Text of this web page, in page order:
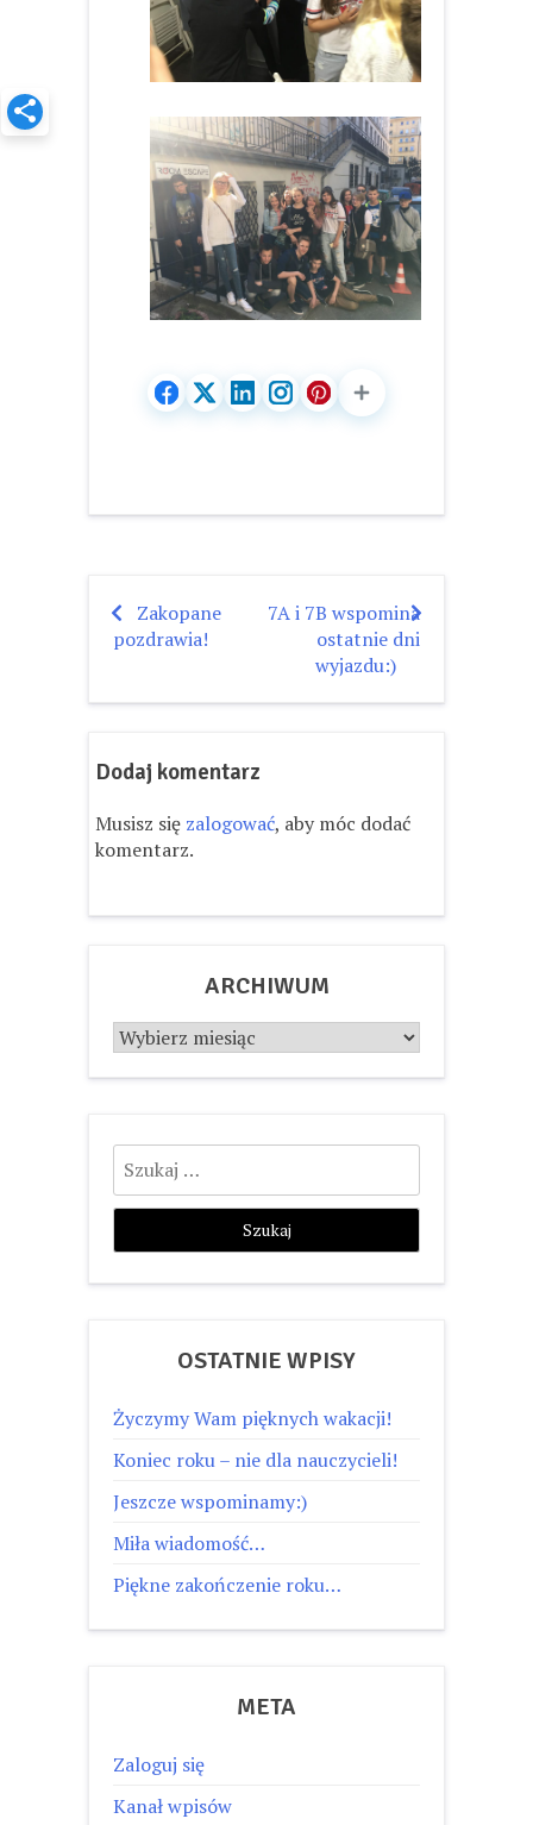
Nawigacja
Zakopane
pozdrawia!
7A i 7B wspomina
ostatnie dni
wyjazdu:)
Dodaj komentarz
Musisz się zalogować, aby móc dodać
komentarz.
ARCHIWUM
Archiwum
Szukaj:
OSTATNIE WPISY
Życzymy Wam pięknych wakacji!
Koniec roku – nie dla nauczycieli!
Jeszcze wspominamy:)
Miła wiadomość…
Piękne zakończenie roku…
META
Zaloguj się
Kanał wpisów